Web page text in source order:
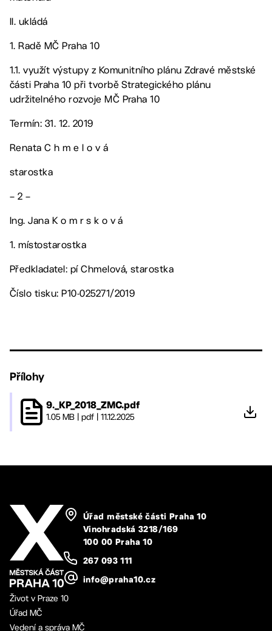
II. ukládá
1. Radě MČ Praha 10
1.1. využít výstupy z Komunitního plánu Zdravé městské
části Praha 10 při tvorbě Strategického plánu
udržitelného rozvoje MČ Praha 10
Termín: 31. 12. 2019
Renata C h m e l o v á
starostka
– 2 –
Ing. Jana K o m r s k o v á
1. místostarostka
Předkladatel: pí Chmelová, starostka
Číslo tisku: P10-025271/2019
Přílohy
9._KP_2018_ZMC.pdf
1.05 MB pdf 11.12.2025
Úřad městské části Praha 10
Vinohradská 3218/169
100 00 Praha 10
267 093 111
info@praha10.cz
Život v Praze 10
Úřad MČ
Vedení a správa MČ